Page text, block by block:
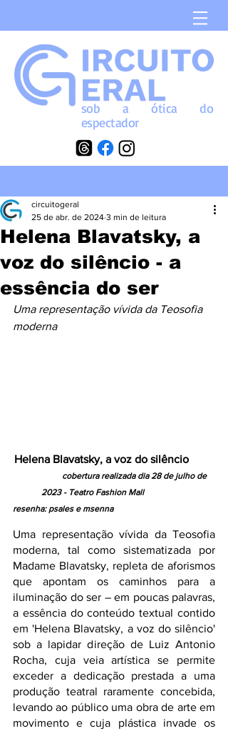
sob aóticado
espectador
Helena Blavatsky, a
voz do silêncio - a
essência do ser
circuitogeral
25 de abr. de 2024 3 min de leitura
Uma representação vívida da Teosofia
moderna
Helena Blavatsky, a voz do silêncio
cobertura realizada dia 28 de julho de
2023 - Teatro Fashion Mall
resenha: psales e msenna
Uma representação vívida da Teosofia
moderna, tal como sistematizada por
Madame Blavatsky, repleta de aforismos
que apontam os caminhos para a
iluminação do ser – em poucas palavras,
a essência do conteúdo textual contido
em 'Helena Blavatsky, a voz do silêncio'
sob a lapidar direção de Luiz Antonio
Rocha, cuja veia artística se permite
exceder a dedicação prestada a uma
produção teatral raramente concebida,
levando ao público uma obra de arte em
movimento e cuja plástica invade os